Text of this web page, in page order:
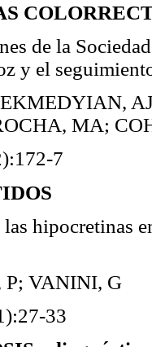
de la
y el
MA;
7
hipocretinas
P; VANINI, G
33